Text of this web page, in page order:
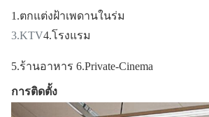
1.ตกแต่งฝ้าเพดานในร่ม
3.KTV4.โรงแรม
5.ร้านอาหาร 6.Private-Cinema
การติดตั้ง